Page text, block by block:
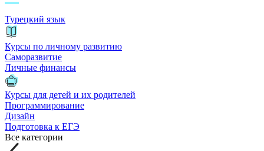
Турецкий язык
Курсы по личному развитию
Саморазвитие
Личные финансы
Курсы для детей и их родителей
Программирование
Дизайн
Подготовка к ЕГЭ
Все категории